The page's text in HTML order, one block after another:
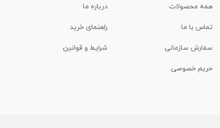
همه محصولات درباره ما
تماس با ما راهنمای خرید
سفارش سازمانی شرایط و قوانین
حریم خصوصی